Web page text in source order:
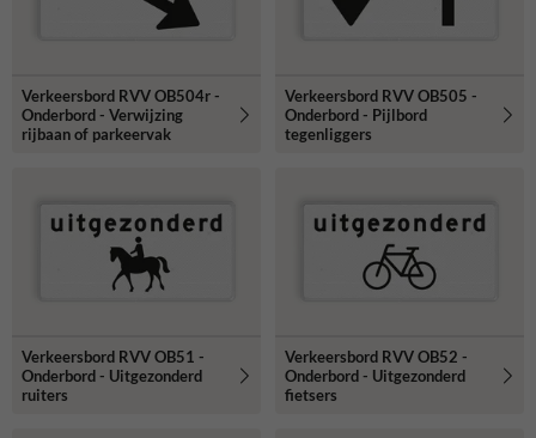
Verkeersbord RVV OB504r -
Onderbord - Verwijzing
rijbaan of parkeervak
Verkeersbord RVV OB505 -
Onderbord - Pijlbord
tegenliggers
Verkeersbord RVV OB51 -
Onderbord - Uitgezonderd
ruiters
Verkeersbord RVV OB52 -
Onderbord - Uitgezonderd
fietsers